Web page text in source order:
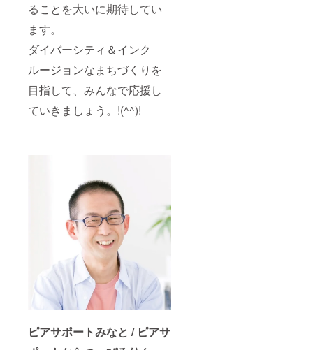
ることを大いに期待してい
ます。
ダイバーシティ＆インク
ルージョンなまちづくりを
目指して、みんなで応援し
ていきましょう。!(^^)!
ピアサポートみなと / ピアサ